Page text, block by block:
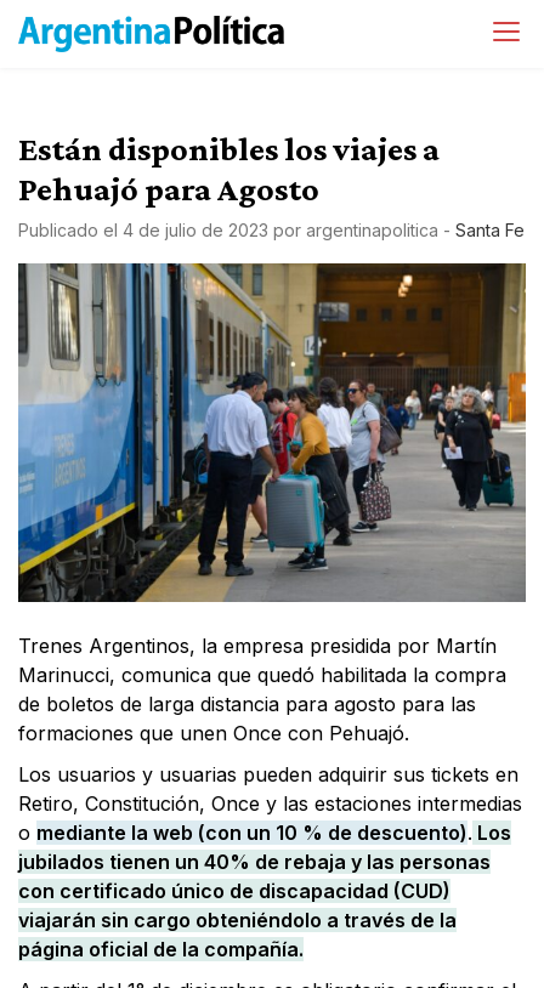
Están disponibles los viajes a
Pehuajó para Agosto
Publicado el 4 de julio de 2023 por argentinapolitica - Santa Fe
Trenes Argentinos, la empresa presidida por Martín
Marinucci, comunica que quedó habilitada la compra
de boletos de larga distancia para agosto para las
formaciones que unen Once con Pehuajó.
Los usuarios y usuarias pueden adquirir sus tickets en
Retiro, Constitución, Once y las estaciones intermedias
o mediante la web (con un 10 % de descuento). Los
jubilados tienen un 40% de rebaja y las personas
con certificado único de discapacidad (CUD)
viajarán sin cargo obteniéndolo a través de la
página oficial de la compañía.